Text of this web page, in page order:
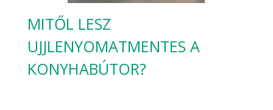
MITŐL LESZ
UJJLENYOMATMENTES A
KONYHABÚTOR?